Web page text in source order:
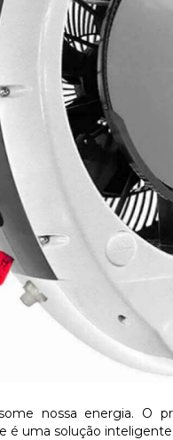
nossa energia. O
é uma solução